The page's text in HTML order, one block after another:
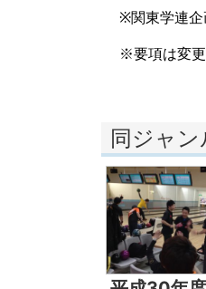
※関東学連
※要項は変更
同ジャン